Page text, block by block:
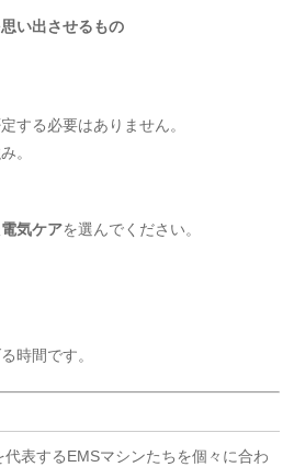
い出させるもの
する必要はありません。
。
気ケアを選んでください。
時間です。
表するEMSマシンたちを個々に合わ